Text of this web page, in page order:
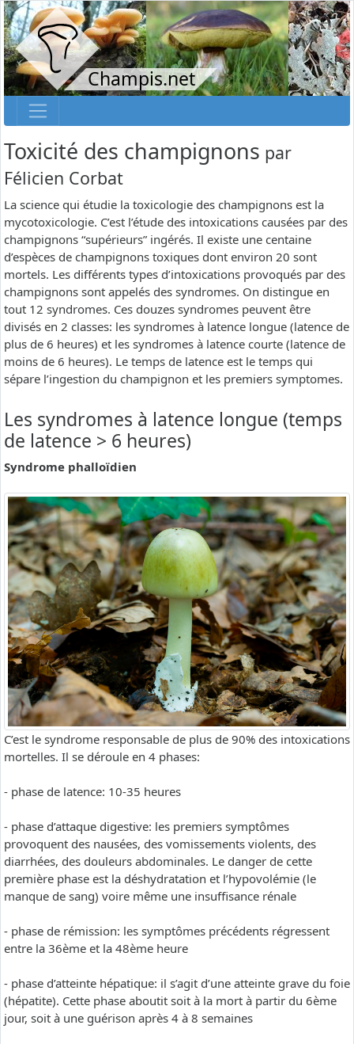
Champis.net
Toxicité des champignons par
Félicien Corbat
La science qui étudie la toxicologie des champignons est la
mycotoxicologie. C’est l’étude des intoxications causées par des
champignons “supérieurs” ingérés. Il existe une centaine
d’espèces de champignons toxiques dont environ 20 sont
mortels. Les différents types d’intoxications provoqués par des
champignons sont appelés des syndromes. On distingue en
tout 12 syndromes. Ces douzes syndromes peuvent être
divisés en 2 classes: les syndromes à latence longue (latence de
plus de 6 heures) et les syndromes à latence courte (latence de
moins de 6 heures). Le temps de latence est le temps qui
sépare l’ingestion du champignon et les premiers symptomes.
Les syndromes à latence longue (temps
de latence > 6 heures)
Syndrome phalloïdien
C’est le syndrome responsable de plus de 90% des intoxications
mortelles. Il se déroule en 4 phases:
- phase de latence: 10-35 heures
- phase d’attaque digestive: les premiers symptômes
provoquent des nausées, des vomissements violents, des
diarrhées, des douleurs abdominales. Le danger de cette
première phase est la déshydratation et l’hypovolémie (le
manque de sang) voire même une insuffisance rénale
- phase de rémission: les symptômes précédents régressent
entre la 36ème et la 48ème heure
- phase d’atteinte hépatique: il s’agit d’une atteinte grave du foie
(hépatite). Cette phase aboutit soit à la mort à partir du 6ème
jour, soit à une guérison après 4 à 8 semaines